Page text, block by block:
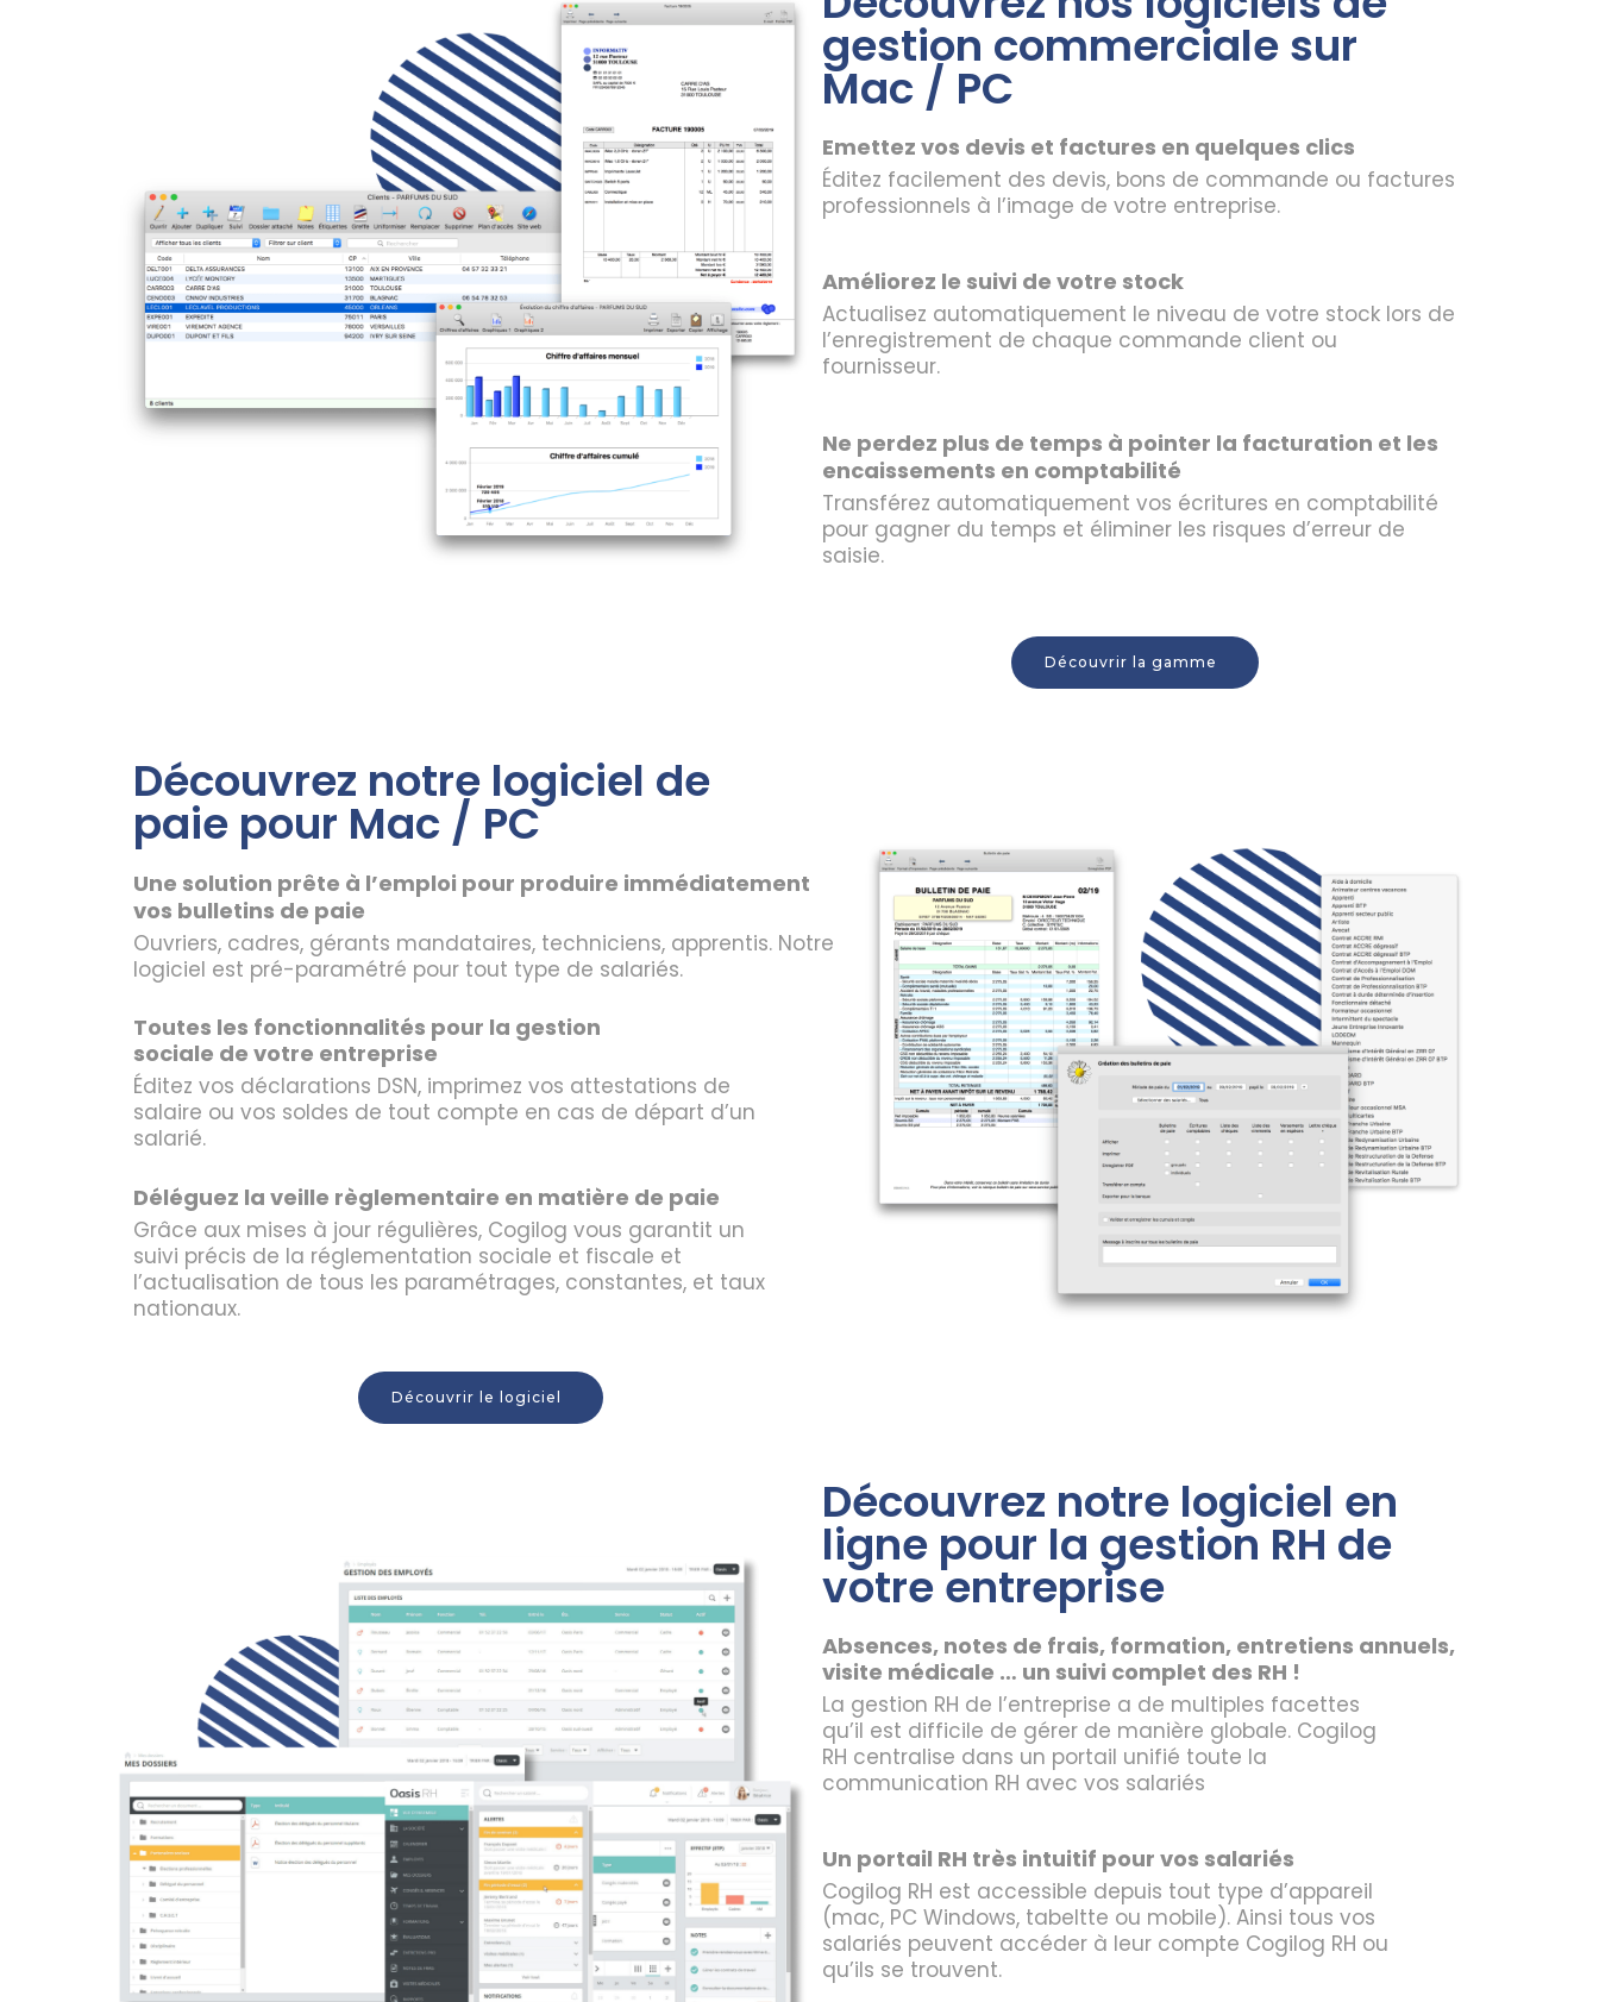
gestion commerciale sur
Mac / PC
Emettez vos devis et factures en quelques clics
Éditez facilement des devis, bons de commande ou factures
professionnels à l’image de votre entreprise.
Améliorez le suivi de votre stock
Actualisez automatiquement le niveau de votre stock lors de
l’enregistrement de chaque commande client ou
fournisseur.
Ne perdez plus de temps à pointer la facturation et les
encaissements en comptabilité
Transférez automatiquement vos écritures en comptabilité
pour gagner du temps et éliminer les risques d’erreur de
saisie.
Découvrir la gamme
Découvrez notre logiciel de
paie pour Mac / PC
Une solution prête à l’emploi pour produire immédiatement
vos bulletins de paie
Ouvriers, cadres, gérants mandataires, techniciens, apprentis. Notre
logiciel est pré-paramétré pour tout type de salariés.
Toutes les fonctionnalités pour la gestion
sociale de votre entreprise
Éditez vos déclarations DSN, imprimez vos attestations de
salaire ou vos soldes de tout compte en cas de départ d’un
salarié.
Déléguez la veille règlementaire en matière de paie
Grâce aux mises à jour régulières, Cogilog vous garantit un
suivi précis de la réglementation sociale et fiscale et
l’actualisation de tous les paramétrages, constantes, et taux
nationaux.
Découvrir le logiciel
Découvrez notre logiciel en
ligne pour la gestion RH de
votre entreprise
Absences, notes de frais, formation, entretiens annuels,
visite médicale … un suivi complet des RH !
La gestion RH de l’entreprise a de multiples facettes
qu’il est difficile de gérer de manière globale. Cogilog
RH centralise dans un portail unifié toute la
communication RH avec vos salariés
Un portail RH très intuitif pour vos salariés
Cogilog RH est accessible depuis tout type d’appareil
(mac, PC Windows, tabeltte ou mobile). Ainsi tous vos
salariés peuvent accéder à leur compte Cogilog RH ou
qu’ils se trouvent.